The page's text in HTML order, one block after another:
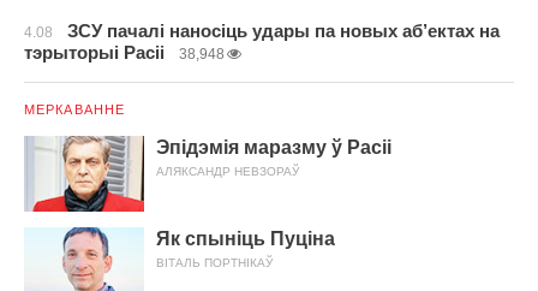
4.08
ЗСУ пачалі наносіць удары па новых аб’ектах на
тэрыторыі Расіі
38,948
МЕРКАВАННЕ
Эпідэмія маразму ў Расіі
АЛЯКСАНДР НЕВЗОРАЎ
Як спыніць Пуціна
ВІТАЛЬ ПОРТНІКАЎ